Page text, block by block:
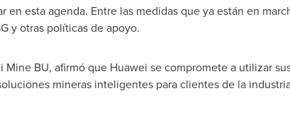
en esta agenda. Entre las medidas que ya están en
y otras políticas de apoyo.
BU, afirmó que Huawei se compromete a utilizar
mineras inteligentes para clientes de la